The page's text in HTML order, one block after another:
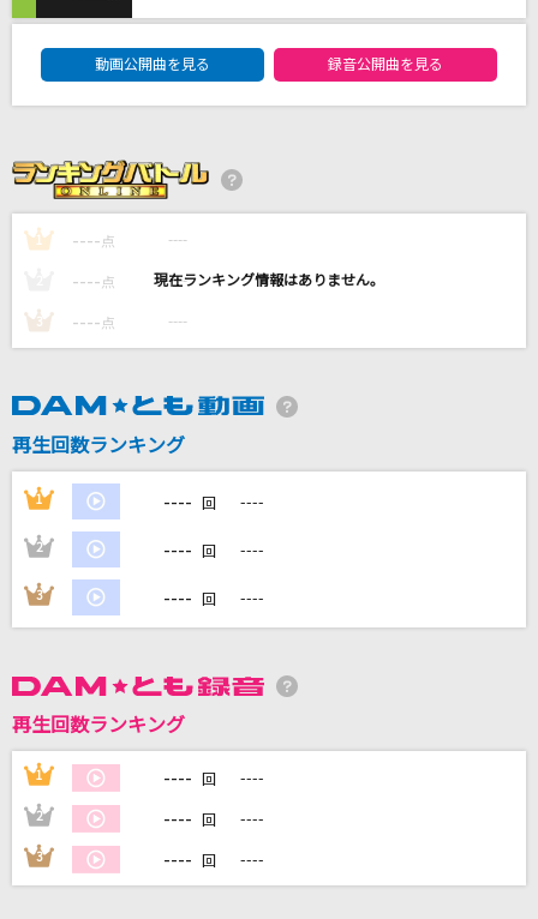
アンコール
YOASOBI
DAMの新曲・ランキングなど
カラオケをもっと楽しもう！
家族や友達と一緒に！練習にも！
動画公開曲を見る 録音公開曲を見る
1 ---- 点 ----
---- 点 ----
3 ---- 点 ----
再生回数ランキング
1 ---- 回 ----
2 ---- 回 ----
3 ---- 回 ----
再生回数ランキング
1 ---- 回 ----
2 ---- 回 ----
3 ---- 回 ----